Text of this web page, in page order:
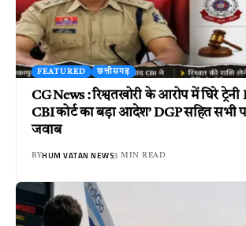
FEATURED छत्तीसगढ़
CG News : रिश्वतखोरी के आरोप में घिरे
CBI कोर्ट का बड़ा आदेश’ DGP सहित सभी
जवाब
BYHUM VATAN NEWS3 MIN READ